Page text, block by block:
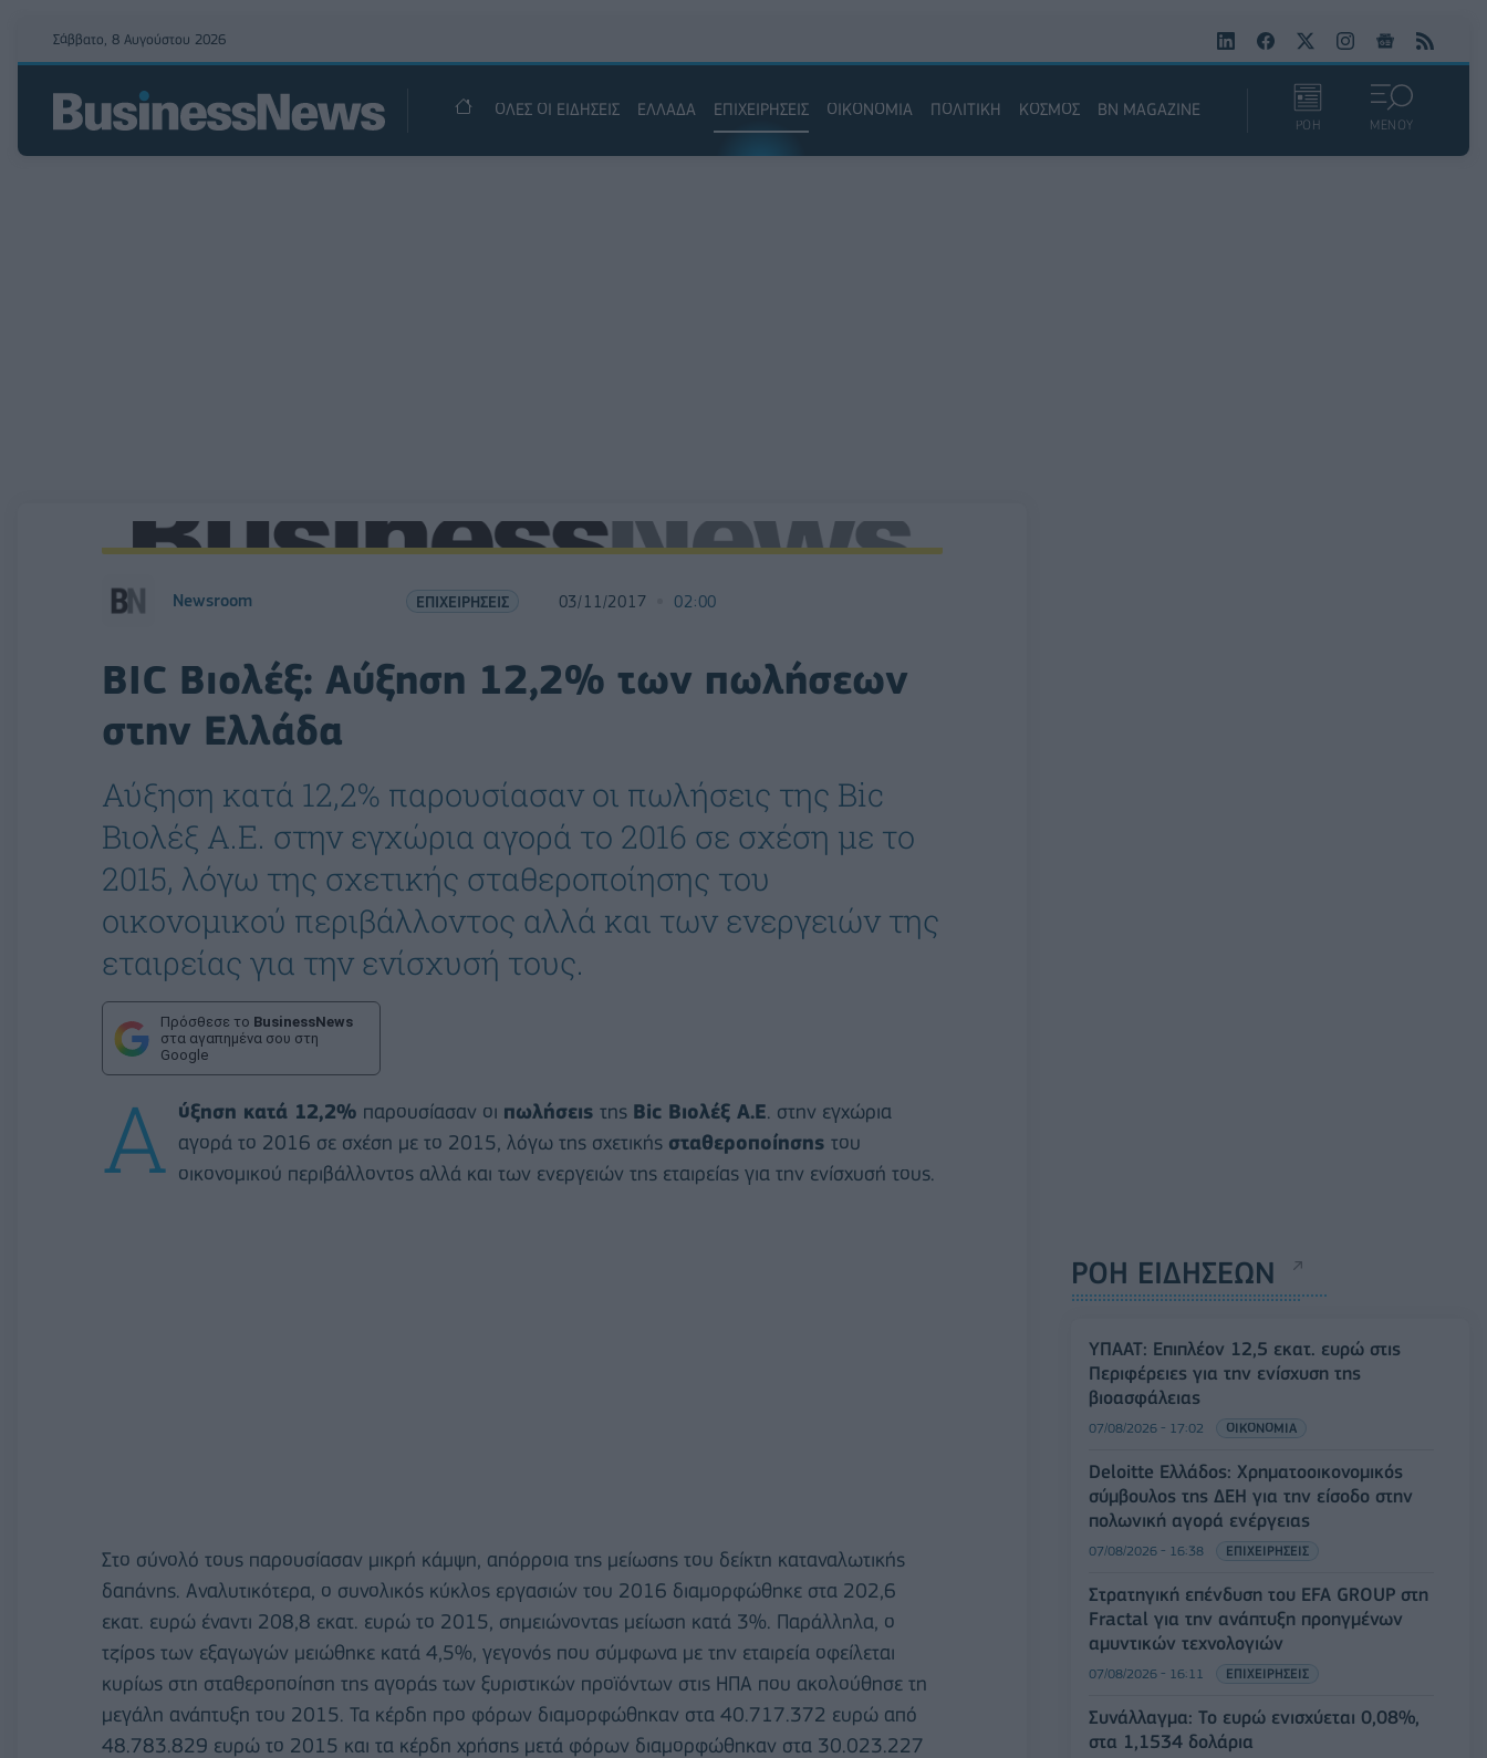
Σάββατο, 8 Αυγούστου 2026
ΟΛΕΣ ΟΙ ΕΙΔΗΣΕΙΣ ΕΛΛΑΔΑ ΕΠΙΧΕΙΡΗΣΕΙΣ ΟΙΚΟΝΟΜΙΑ ΠΟΛΙΤΙΚΗ ΚΟΣΜΟΣ BN MAGAZINE
ΡΟΗ ΜΕΝΟΥ
Newsroom ΕΠΙΧΕΙΡΗΣΕΙΣ 03/11/2017 02:00
BIC Βιολέξ: Αύξηση 12,2% των πωλήσεων
στην Ελλάδα
Αύξηση κατά 12,2% παρουσίασαν οι πωλήσεις της Bic
Βιολέξ Α.Ε. στην εγχώρια αγορά το 2016 σε σχέση με το
2015, λόγω της σχετικής σταθεροποίησης του
οικονομικού περιβάλλοντος αλλά και των ενεργειών της
εταιρείας για την ενίσχυσή τους.
Πρόσθεσε το BusinessNews
στα αγαπημένα σου στη
Google
Α ύξηση κατά 12,2% παρουσίασαν οι πωλήσεις της Bic Βιολέξ Α.Ε. στην εγχώρια
αγορά το 2016 σε σχέση με το 2015, λόγω της σχετικής σταθεροποίησης του
οικονομικού περιβάλλοντος αλλά και των ενεργειών της εταιρείας για την ενίσχυσή τους.
Στο σύνολό τους παρουσίασαν μικρή κάμψη, απόρροια της μείωσης του δείκτη καταναλωτικής
δαπάνης. Αναλυτικότερα, ο συνολικός κύκλος εργασιών του 2016 διαμορφώθηκε στα 202,6
εκατ. ευρώ έναντι 208,8 εκατ. ευρώ το 2015, σημειώνοντας μείωση κατά 3%. Παράλληλα, ο
τζίρος των εξαγωγών μειώθηκε κατά 4,5%, γεγονός που σύμφωνα με την εταιρεία οφείλεται
κυρίως στη σταθεροποίηση της αγοράς των ξυριστικών προϊόντων στις ΗΠΑ που ακολούθησε τη
μεγάλη ανάπτυξη του 2015. Τα κέρδη προ φόρων διαμορφώθηκαν στα 40.717.372 ευρώ από
48.783.829 ευρώ το 2015 και τα κέρδη χρήσης μετά φόρων διαμορφώθηκαν στα 30.023.227
ΡΟΗ ΕΙΔΗΣΕΩΝ
ΥΠΑΑΤ: Επιπλέον 12,5 εκατ. ευρώ στις
Περιφέρειες για την ενίσχυση της
βιοασφάλειας
07/08/2026 - 17:02 ΟΙΚΟΝΟΜΙΑ
Deloitte Ελλάδος: Χρηματοοικονομικός
σύμβουλος της ΔΕΗ για την είσοδο στην
πολωνική αγορά ενέργειας
07/08/2026 - 16:38 ΕΠΙΧΕΙΡΗΣΕΙΣ
Στρατηγική επένδυση του EFA GROUP στη
Fractal για την ανάπτυξη προηγμένων
αμυντικών τεχνολογιών
07/08/2026 - 16:11 ΕΠΙΧΕΙΡΗΣΕΙΣ
Συνάλλαγμα: Το ευρώ ενισχύεται 0,08%,
στα 1,1534 δολάρια